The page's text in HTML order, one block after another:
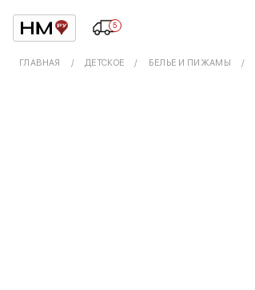
5
ГЛАВНАЯ ДЕТСКОЕ БЕЛЬЕ И ПИЖАМЫ